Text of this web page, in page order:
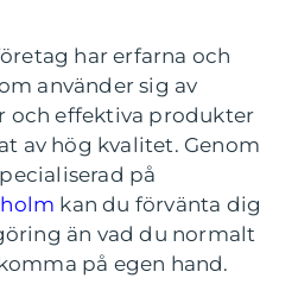
har erfarna och
använder sig av
och effektiva produkter
av hög kvalitet. Genom
på
kan du förvänta dig
än vad du normalt
på egen hand.